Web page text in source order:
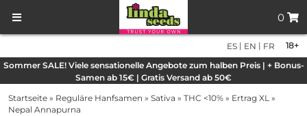
0
18+
ES | EN | FR
Sommer SALE! Viele sensationelle Angebote zum halben Preis | + Bonus-
Samen ab 15€ | Gratis Versand ab 50€
Startseite » Reguläre Hanfsamen » Sativa » THC <10% » Ertrag XL »
Nepal Annapurna